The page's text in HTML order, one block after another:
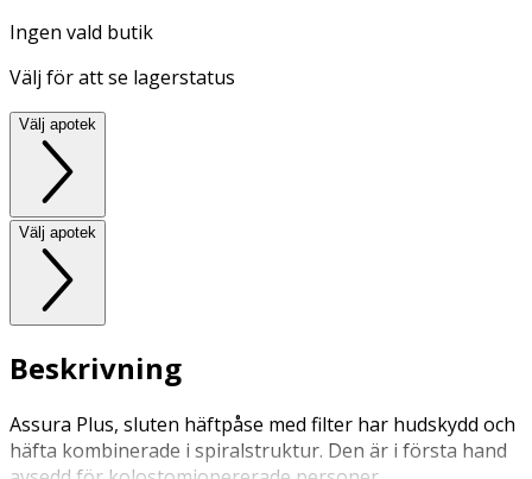
Ingen vald butik
Välj för att se lagerstatus
Välj apotek
Välj apotek
Beskrivning
Assura Plus, sluten häftpåse med filter har hudskydd och
häfta kombinerade i spiralstruktur. Den är i första hand